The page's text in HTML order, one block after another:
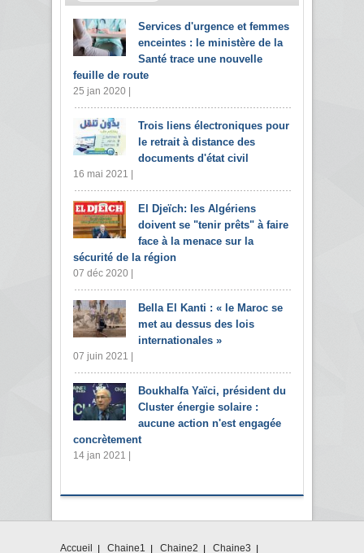
Services d'urgence et femmes
enceintes : le ministère de la
Santé trace une nouvelle
feuille de route
25 jan 2020 |
Trois liens électroniques pour
le retrait à distance des
documents d'état civil
16 mai 2021 |
El Djeïch: les Algériens
doivent se "tenir prêts" à faire
face à la menace sur la
sécurité de la région
07 déc 2020 |
Bella El Kanti : « le Maroc se
met au dessus des lois
internationales »
07 juin 2021 |
Boukhalfa Yaïci, président du
Cluster énergie solaire :
aucune action n'est engagée
concrètement
14 jan 2021 |
Accueil Chaine1 Chaine2 Chaine3